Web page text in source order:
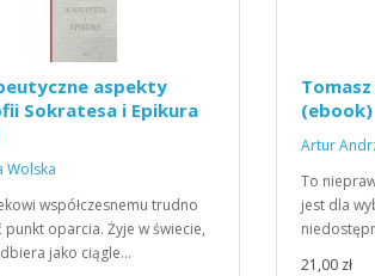
aspekty
Sokratesa i Epikura
Wolska
współczesnemu trudno
punkt oparcia. Żyje w świecie,
jako ciągle…
(ebook)
Artur
To
jest dla
21,00 zł